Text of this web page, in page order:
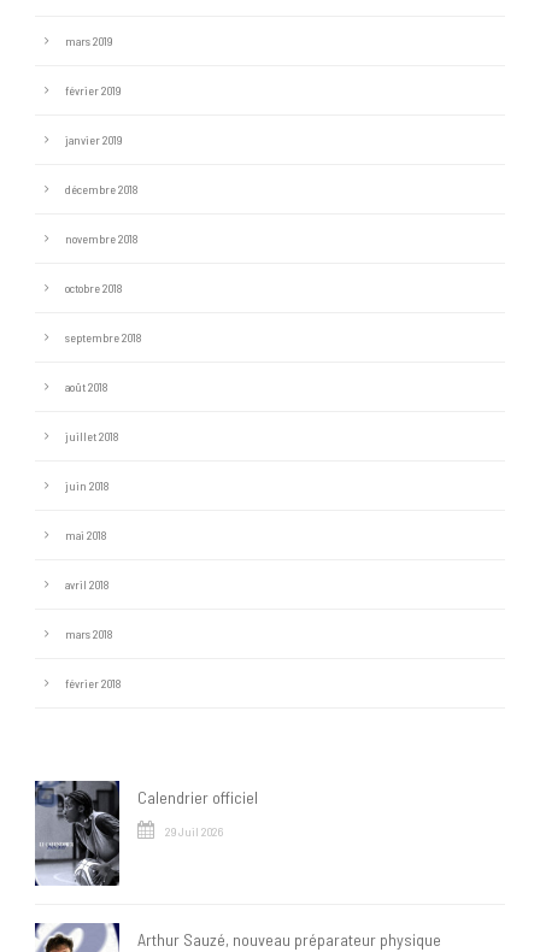
mars 2019
février 2019
janvier 2019
décembre 2018
novembre 2018
octobre 2018
septembre 2018
août 2018
juillet 2018
juin 2018
mai 2018
avril 2018
mars 2018
février 2018
Calendrier officiel
29 Juil 2026
Arthur Sauzé, nouveau préparateur physique